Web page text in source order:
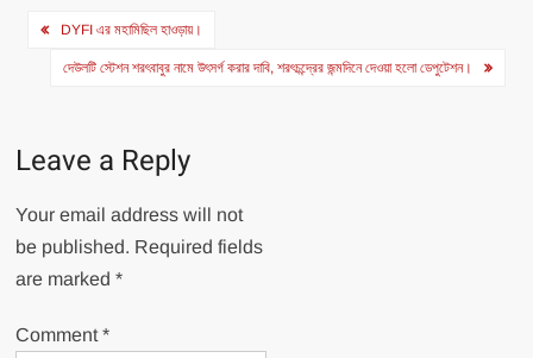
Post
navigation
DYFI এর মহামিছিল হাওড়ায়।
দেউলটি স্টেশন শরৎবাবুর নামে উৎসর্গ করার দাবি, শরৎচন্দ্রের জন্মদিনে দেওয়া হলো ডেপুটেশন।
Leave a Reply
Your email address will not
be published. Required fields
are marked*
Comment*